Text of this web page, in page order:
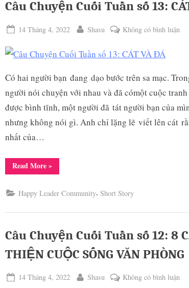
MẸ”
Câu Chuyện Cuối Tuần số 13:
Posted
14 Tháng 4, 2022 By
Shasu Không có bình luận
số
13:
CÁT
Có hai người bạn đang dạo bước trên sa mạc.
người nói chuyện với nhau và đã cómột cuộc
được bình tĩnh, một người đã tát người bạn của
nhưng không nói gì. Anh chỉ lặng lẽ viết lên cát
nhất của…
Read More“Câu
Chuyện
số
VÀ
»
Happy Leader Community, Short Story
Câu Chuyện Cuối Tuần số 12: 8
THIỆN CUỘC SỐNG VĂN PHÒNG
Posted
14 Tháng 4, 2022 By
Shasu Không có bình luận